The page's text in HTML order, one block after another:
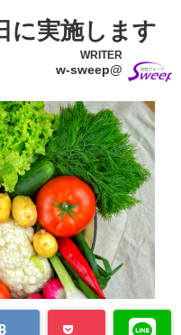
に実施します
WRITER
w-sweep@